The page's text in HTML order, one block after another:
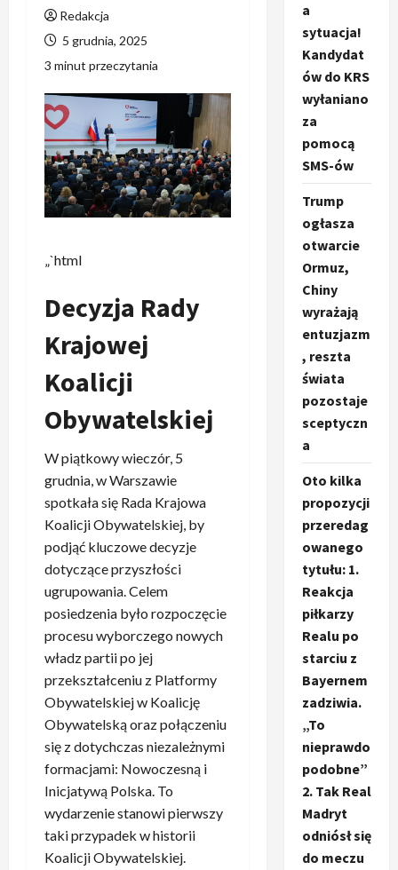
Redakcja
5 grudnia, 2025
3 minut przeczytania
„`html
Decyzja Rady
Krajowej
Koalicji
Obywatelskiej
W piątkowy wieczór, 5
grudnia, w Warszawie
spotkała się Rada Krajowa
Koalicji Obywatelskiej, by
podjąć kluczowe decyzje
dotyczące przyszłości
ugrupowania. Celem
posiedzenia było rozpoczęcie
procesu wyborczego nowych
władz partii po jej
przekształceniu z Platformy
Obywatelskiej w Koalicję
Obywatelską oraz połączeniu
się z dotychczas niezależnymi
formacjami: Nowoczesną i
Inicjatywą Polska. To
wydarzenie stanowi pierwszy
taki przypadek w historii
Koalicji Obywatelskiej.
a
sytuacja!
Kandydat
ów do KRS
wyłaniano
za
pomocą
SMS-ów
Trump
ogłasza
otwarcie
Ormuz,
Chiny
wyrażają
entuzjazm
, reszta
świata
pozostaje
sceptyczn
a
Oto kilka
propozycji
przeredag
owanego
tytułu: 1.
Reakcja
piłkarzy
Realu po
starciu z
Bayernem
zadziwia.
„To
nieprawdo
podobne”
2. Tak Real
Madryt
odniósł się
do meczu